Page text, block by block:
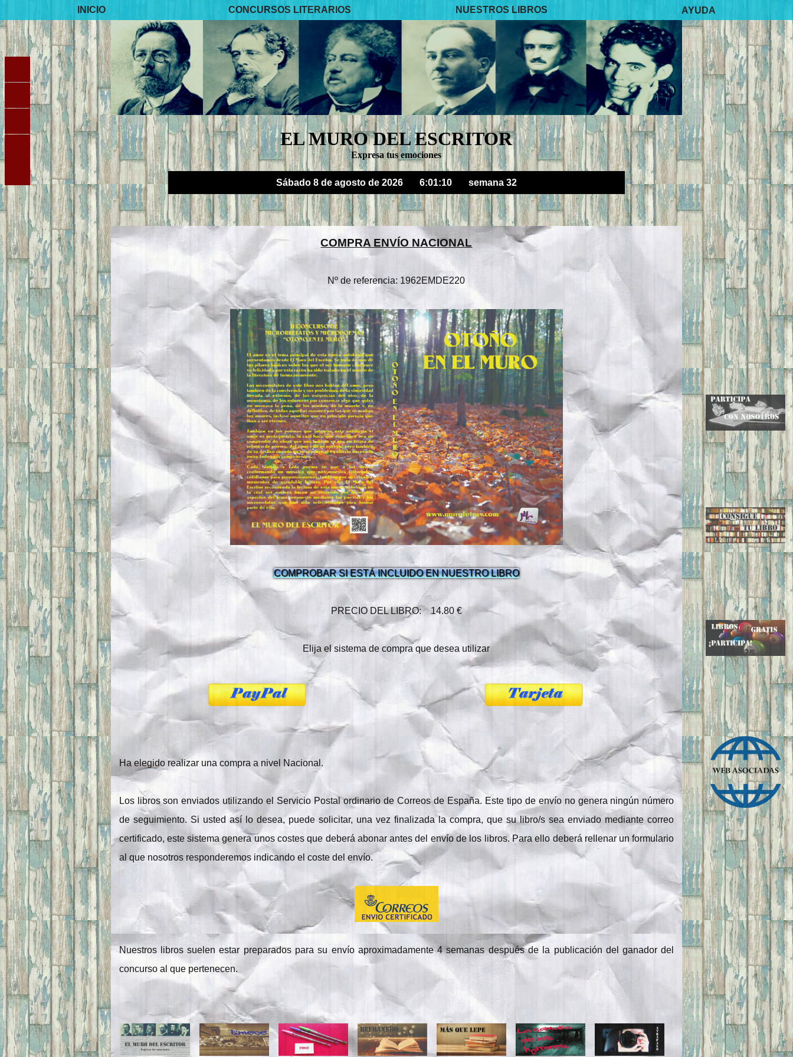
INICIO CONCURSOS LITERARIOS NUESTROS LIBROS AYUDA
EL MURO DEL ESCRITOR
Expresa tus emociones
Sábado 8 de agosto de 2026 6:01:12semana 32
COMPRA ENVÍO NACIONAL
Nº de referencia: 1962EMDE220
COMPROBAR SI ESTÁ INCLUIDO EN NUESTRO LIBRO
PRECIO DEL LIBRO: 14.80 €
Elija el sistema de compra que desea utilizar
Ha elegido realizar una compra a nivel Nacional.
Los libros son enviados utilizando el Servicio Postal ordinario de Correos de España. Este tipo de envío no genera ningún número
de seguimiento. Si usted así lo desea, puede solicitar, una vez finalizada la compra, que su libro/s sea enviado mediante correo
certificado, este sistema genera unos costes que deberá abonar antes del envío de los libros. Para ello deberá rellenar un formulario
al que nosotros responderemos indicando el coste del envío.
Nuestros libros suelen estar preparados para su envío aproximadamente 4 semanas después de la publicación del ganador del
concurso al que pertenecen.